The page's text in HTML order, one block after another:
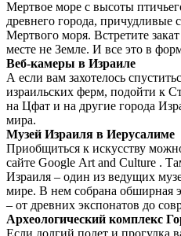
Мертвое море с высоты
древнего города, причудливые
Мертвого моря. Встретите
месте не Земле. И все это в
Веб-камеры в Израиле
А если вам захотелось
израильских ферм, подойти к
на Цфат и на другие города
мира.
Музей Израиля в Иерусалиме
Приобщиться к искусству
сайте Google Art and Culture .
Израиля – один из ведущих
мире. В нем собрана обширная
– от древних экспонатов до
Археологический комплекс